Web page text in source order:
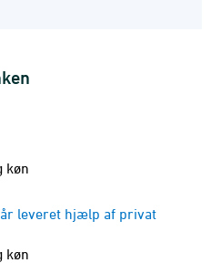
køn
leveret hjælp af privat
køn